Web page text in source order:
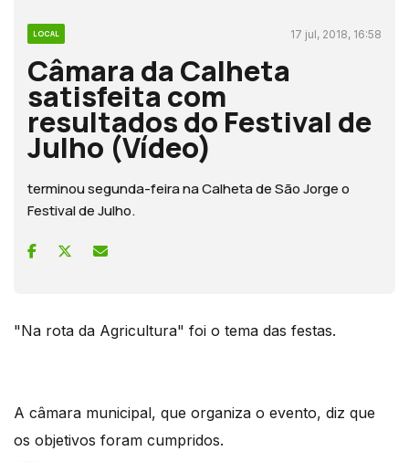
LOCAL 17 jul, 2018, 16:58
Câmara da Calheta
satisfeita com
resultados do Festival de
Julho (Vídeo)
terminou segunda-feira na Calheta de São Jorge o
Festival de Julho.
"Na rota da Agricultura" foi o tema das festas.
A câmara municipal, que organiza o evento, diz que
os objetivos foram cumpridos.